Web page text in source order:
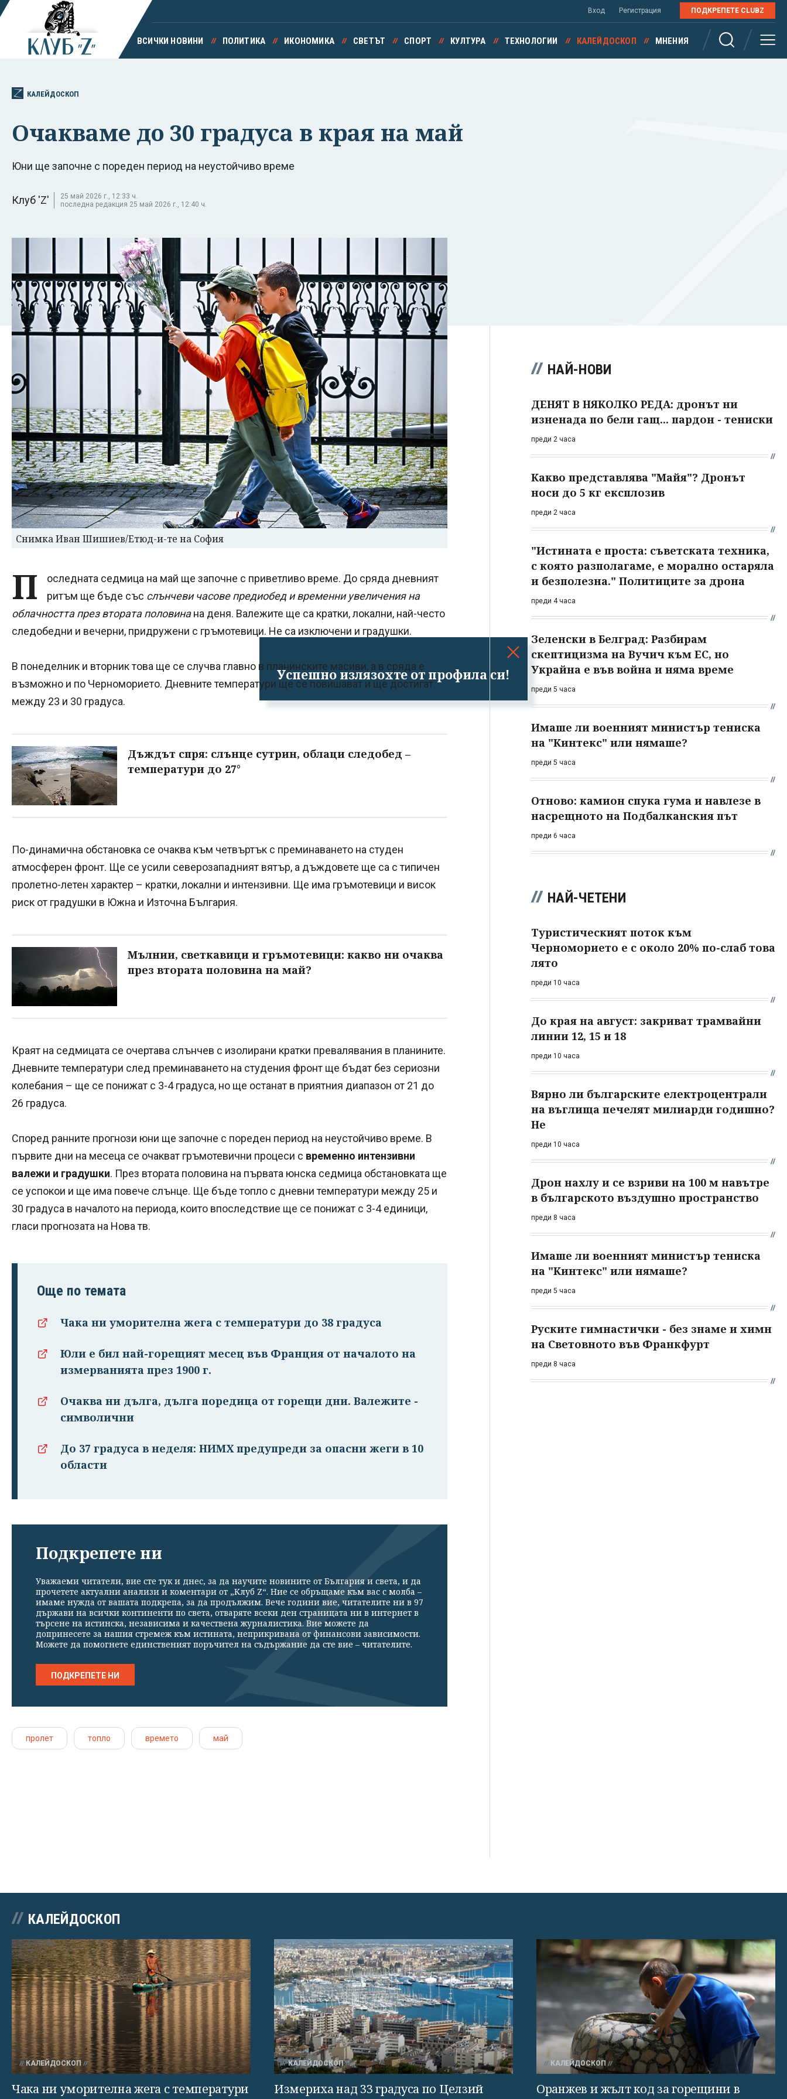
Успешно излязохте от профила си!
Вход Регистрация ПОДКРЕПЕТЕ CLUBZ
ВСИЧКИ НОВИНИ ПОЛИТИКА ИКОНОМИКА СВЕТЪТ СПОРТ КУЛТУРА ТЕХНОЛОГИИ КАЛЕЙДОСКОП МНЕНИЯ
КАЛЕЙДОСКОП
Очакваме до 30 градуса в края на май
Юни ще започне с пореден период на неустойчиво време
Клуб 'Z'
25 май 2026 г., 12:33 ч.
последна редакция 25 май 2026 г., 12:40 ч.
Снимка Иван Шишиев/Етюд-и-те на София
П
оследната седмица на май ще започне с приветливо време. До сряда дневният
ритъм ще бъде със слънчеви часове предиобед и временни увеличения на
облачността през втората половинана деня. Валежите ще са кратки, локални, най-често
следобедни и вечерни, придружени с гръмотевици. Не са изключени и градушки.
В понеделник и вторник това ще се случва главно в планинските масиви, а в сряда е
възможно и по Черноморието. Дневните температури ще се повишават и ще достигат
между 23 и 30 градуса.
Дъждът спря: слънце сутрин, облаци следобед –
температури до 27°
По-динамична обстановка се очаква към четвъртък с преминаването на студен
атмосферен фронт. Ще се усили северозападният вятър, а дъждовете ще са с типичен
пролетно-летен характер – кратки, локални и интензивни. Ще има гръмотевици и висок
риск от градушки в Южна и Източна България.
Мълнии, светкавици и гръмотевици: какво ни очаква
през втората половина на май?
Краят на седмицата се очертава слънчев с изолирани кратки превалявания в планините.
Дневните температури след преминаването на студения фронт ще бъдат без сериозни
колебания – ще се понижат с 3-4 градуса, но ще останат в приятния диапазон от 21 до
26 градуса.
Според ранните прогнози юни ще започне с пореден период на неустойчиво време. В
първите дни на месеца се очакват гръмотевични процеси с временно интензивни
валежи и градушки. През втората половина на първата юнска седмица обстановката ще
се успокои и ще има повече слънце. Ще бъде топло с дневни температури между 25 и
30 градуса в началото на периода, които впоследствие ще се понижат с 3-4 единици,
гласи прогнозата на Нова тв.
Още по темата
Чака ни уморителна жега с температури до 38 градуса
Юли е бил най-горещият месец във Франция от началото на
измерванията през 1900 г.
Очаква ни дълга, дълга поредица от горещи дни. Валежите -
символични
До 37 градуса в неделя: НИМХ предупреди за опасни жеги в 10
области
Подкрепете ни
Уважаеми читатели, вие сте тук и днес, за да научите новините от България и света, и да
прочетете актуални анализи и коментари от „Клуб Z“. Ние се обръщаме към вас с молба –
имаме нужда от вашата подкрепа, за да продължим. Вече години вие, читателите ни в 97
държави на всички континенти по света, отваряте всеки ден страницата ни в интернет в
търсене на истинска, независима и качествена журналистика. Вие можете да
допринесете за нашия стремеж към истината, неприкривана от финансови зависимости.
Можете да помогнете единственият поръчител на съдържание да сте вие – читателите.
ПОДКРЕПЕТЕ НИ
пролет топло времето май
НАЙ-НОВИ
ДЕНЯТ В НЯКОЛКО РЕДА: дронът ни
изненада по бели гащ... пардон - тениски
преди 2 часа
Какво представлява "Майя"? Дронът
носи до 5 кг експлозив
преди 2 часа
"Истината е проста: съветската техника,
с която разполагаме, е морално остаряла
и безполезна." Политиците за дрона
преди 4 часа
Зеленски в Белград: Разбирам
скептицизма на Вучич към ЕС, но
Украйна е във война и няма време
преди 5 часа
Имаше ли военният министър тениска
на "Кинтекс" или нямаше?
преди 5 часа
Отново: камион спука гума и навлезе в
насрещното на Подбалканския път
преди 6 часа
НАЙ-ЧЕТЕНИ
Туристическият поток към
Черноморието е с около 20% по-слаб това
лято
преди 10 часа
До края на август: закриват трамвайни
линии 12, 15 и 18
преди 10 часа
Вярно ли българските електроцентрали
на въглища печелят милиарди годишно?
Не
преди 10 часа
Дрон нахлу и се взриви на 100 м навътре
в българското въздушно пространство
преди 8 часа
Имаше ли военният министър тениска
на "Кинтекс" или нямаше?
преди 5 часа
Руските гимнастички - без знаме и химн
на Световното във Франкфурт
преди 8 часа
КАЛЕЙДОСКОП
КАЛЕЙДОСКОП
Чака ни уморителна жега с температури
КАЛЕЙДОСКОП
Измериха над 33 градуса по Целзий
КАЛЕЙДОСКОП
Оранжев и жълт код за горещини в